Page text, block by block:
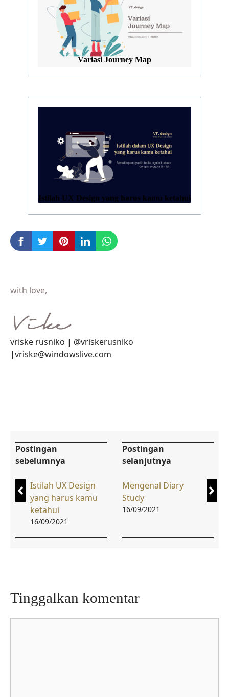
Variasi Journey Map
Istilah UX Design yang harus kamu ketahui
with love,
vriske rusniko | @vriskerusniko
|vriske@windowslive.com
Postingan
sebelumnya
Istilah UX Design
yang harus kamu
ketahui
16/09/2021
Postingan
selanjutnya
Mengenal Diary
Study
16/09/2021
Tinggalkan komentar